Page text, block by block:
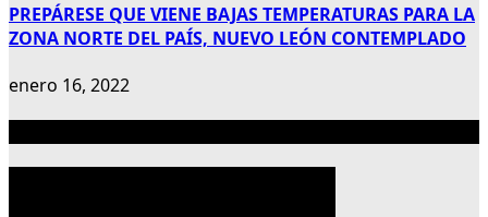
PREPÁRESE QUE VIENE BAJAS TEMPERATURAS PARA LA
ZONA NORTE DEL PAÍS, NUEVO LEÓN CONTEMPLADO
enero 16, 2022